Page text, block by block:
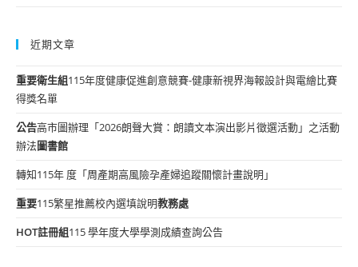
近期文章
重要衛生組115年度健康促進創意競賽-健康新視界海報設計與電繪比賽
得獎名單
公告高市圖辦理「2026朗聲大賞：朗讀文本演出影片徵選活動」之活動
辦法圖書館
轉知115年 度「周產期高風險孕產婦追蹤關懷計畫說明」
重要115繁星推薦校內選填說明教務處
HOT註冊組115 學年度大學學測成績查詢公告